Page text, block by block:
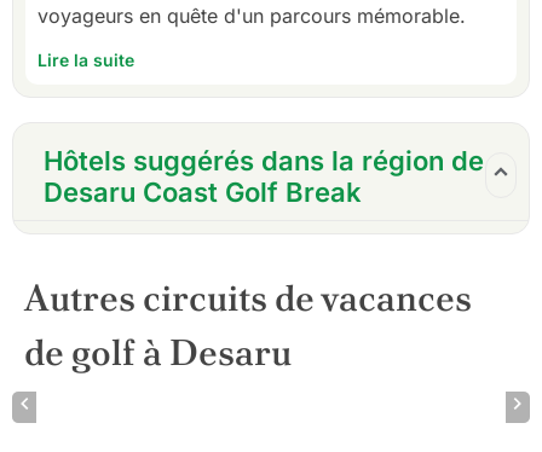
voyageurs en quête d'un parcours mémorable.
Lire la suite
Hôtels suggérés dans la région de
Desaru Coast Golf Break
Autres circuits de vacances
de golf à Desaru